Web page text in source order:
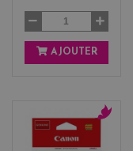
AJOUTER
a